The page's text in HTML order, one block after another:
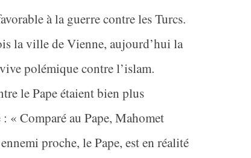
à la guerre contre les Turcs.
la ville de Vienne, aujourd’hui la
polémique contre l’islam.
le Pape étaient bien plus
« Comparé au Pape, Mahomet
proche, le Pape, est en réalité